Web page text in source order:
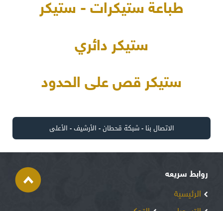
طباعة ستيكرات - ستيكر
ستيكر دائري
ستيكر قص على الحدود
الاتصال بنا -شبكة قحطان- الأرشيف- الأعلى
روابط سريعه
الرئيسية